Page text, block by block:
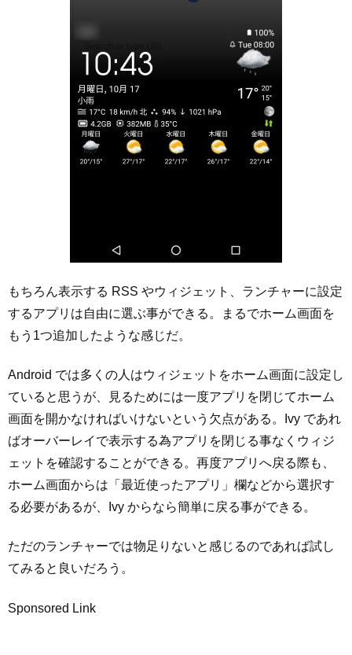
もちろん表示する RSS やウィジェット、ランチャーに設定
するアプリは自由に選ぶ事ができる。まるでホーム画面を
もう1つ追加したような感じだ。
Android では多くの人はウィジェットをホーム画面に設定し
ていると思うが、見るためには一度アプリを閉じてホーム
画面を開かなければいけないという欠点がある。Ivy であれ
ばオーバーレイで表示する為アプリを閉じる事なくウィジ
ェットを確認することができる。再度アプリへ戻る際も、
ホーム画面からは「最近使ったアプリ」欄などから選択す
る必要があるが、Ivy からなら簡単に戻る事ができる。
ただのランチャーでは物足りないと感じるのであれば試し
てみると良いだろう。
Sponsored Link